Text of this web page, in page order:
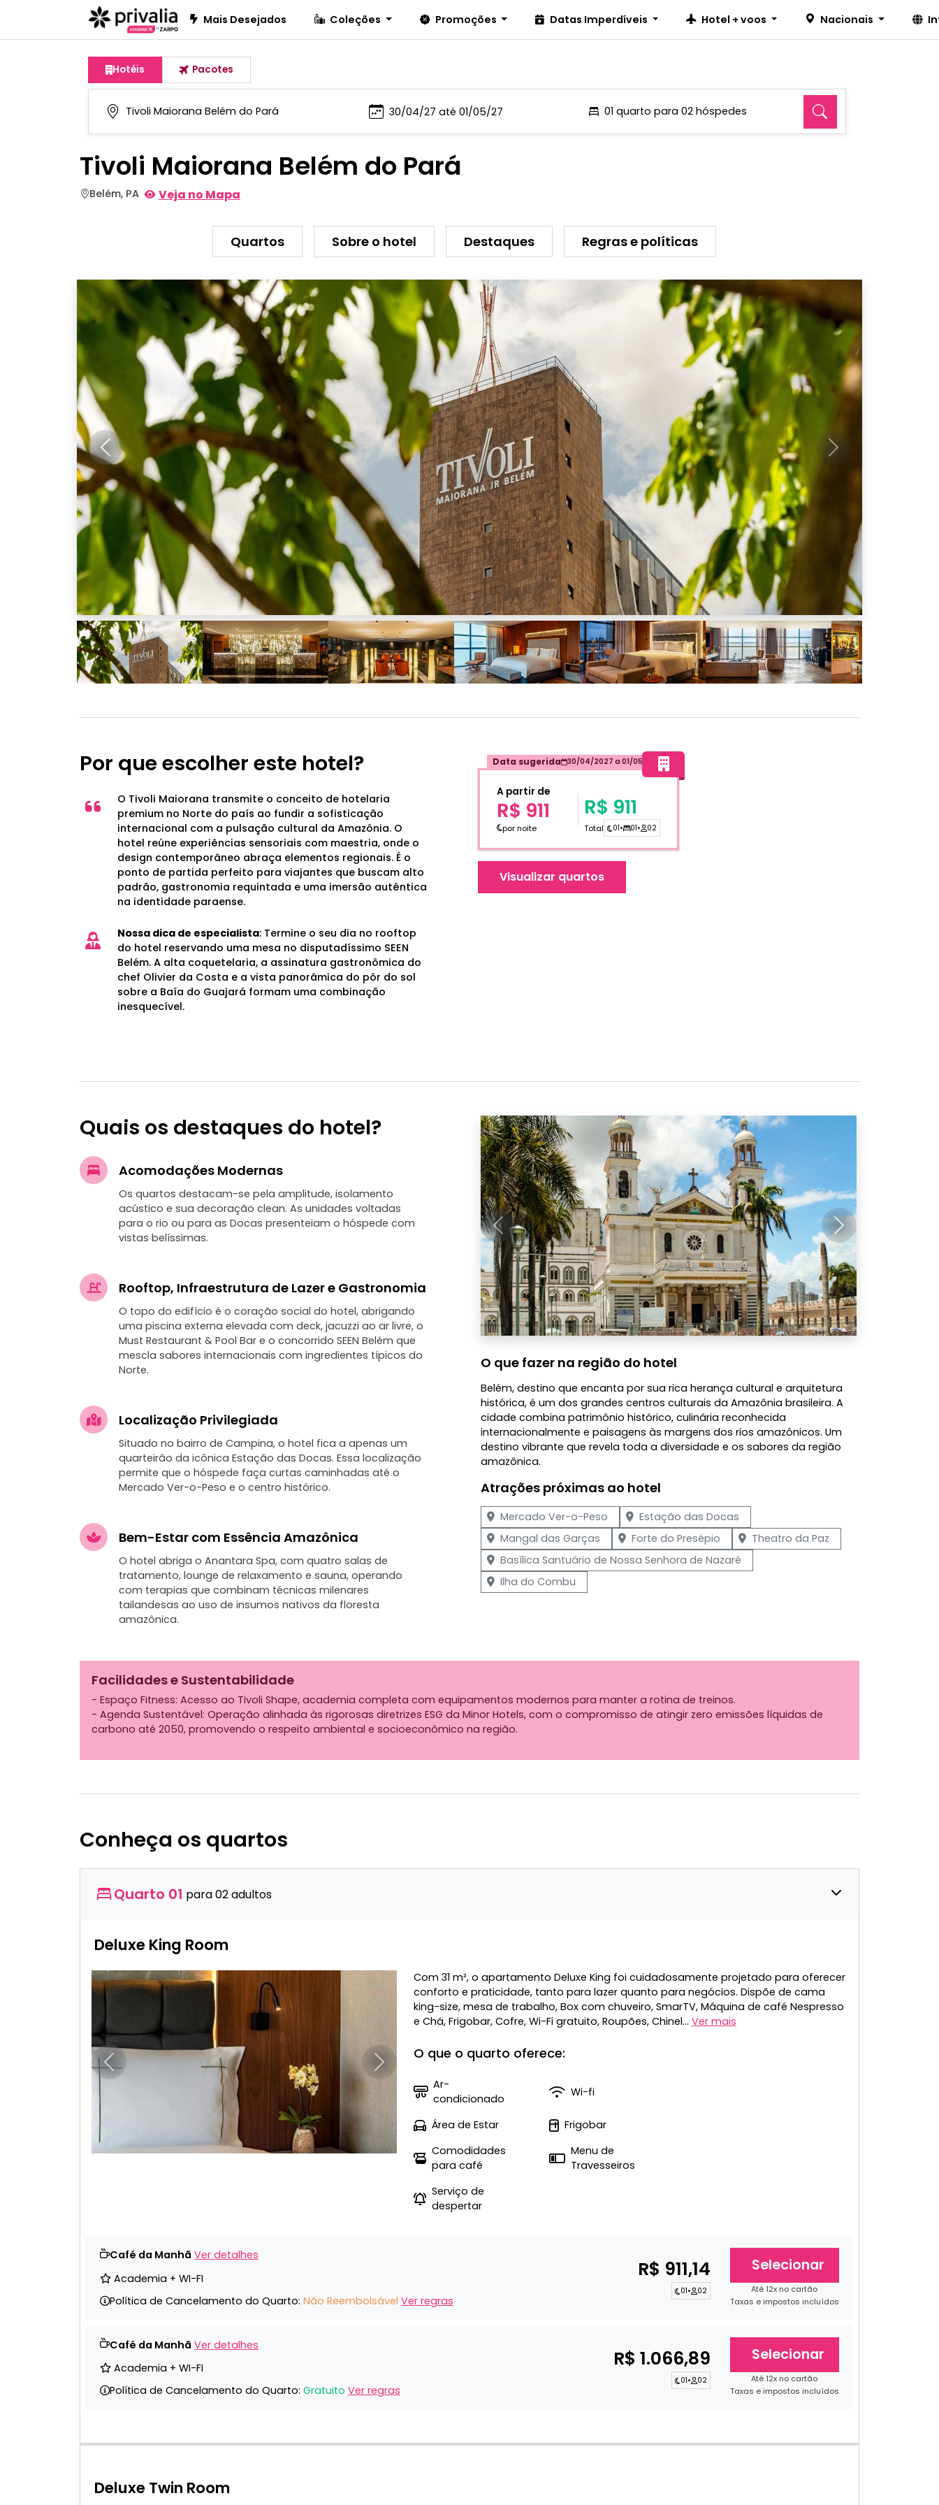
Mais Desejados Coleções Promoções Datas Imperdíveis Hotel + voos Nacionais
Hotéis Pacotes
01 quarto para 02 hóspedes
Tivoli Maiorana Belém do Pará
Belém, PA Veja no Mapa
Quartos Sobre o hotel Destaques Regras e políticas
Anterior Próximo
Por que escolher este hotel?
O Tivoli Maiorana transmite o conceito de hotelaria
premium no Norte do país ao fundir a sofisticação
internacional com a pulsação cultural da Amazônia. O
hotel reúne experiências sensoriais com maestria, onde o
design contemporâneo abraça elementos regionais. É o
ponto de partida perfeito para viajantes que buscam alto
padrão, gastronomia requintada e uma imersão autêntica
na identidade paraense.
Nossa dica de especialista: Termine o seu dia no rooftop
do hotel reservando uma mesa no disputadíssimo SEEN
Belém. A alta coquetelaria, a assinatura gastronômica do
chef Olivier da Costa e a vista panorâmica do pôr do sol
sobre a Baía do Guajará formam uma combinação
inesquecível.
Data sugerida 30/04/2027 a 01/05/2027
A partir de
R$ 911
por noite
R$ 911
Total 01• 01• 02
Visualizar quartos
Quais os destaques do hotel?
Acomodações Modernas
Os quartos destacam-se pela amplitude, isolamento
acústico e sua decoração clean. As unidades voltadas
para o rio ou para as Docas presenteiam o hóspede com
vistas belíssimas.
Rooftop, Infraestrutura de Lazer e Gastronomia
O topo do edifício é o coração social do hotel, abrigando
uma piscina externa elevada com deck, jacuzzi ao ar livre, o
Must Restaurant & Pool Bar e o concorrido SEEN Belém que
mescla sabores internacionais com ingredientes típicos do
Norte.
Localização Privilegiada
Situado no bairro de Campina, o hotel fica a apenas um
quarteirão da icônica Estação das Docas. Essa localização
permite que o hóspede faça curtas caminhadas até o
Mercado Ver-o-Peso e o centro histórico.
Bem-Estar com Essência Amazônica
O hotel abriga o Anantara Spa, com quatro salas de
tratamento, lounge de relaxamento e sauna, operando
com terapias que combinam técnicas milenares
tailandesas ao uso de insumos nativos da floresta
amazônica.
O que fazer na região do hotel
Anterior Próximo
Belém, destino que encanta por sua rica herança cultural e arquitetura
histórica, é um dos grandes centros culturais da Amazônia brasileira. A
cidade combina patrimônio histórico, culinária reconhecida
internacionalmente e paisagens às margens dos rios amazônicos. Um
destino vibrante que revela toda a diversidade e os sabores da região
amazônica.
Atrações próximas ao hotel
Mercado Ver-o-Peso
Estação das Docas
Mangal das Garças
Forte do Presépio
Theatro da Paz
Basílica Santuário de Nossa Senhora de Nazaré
Ilha do Combu
Facilidades e Sustentabilidade
- Espaço Fitness: Acesso ao Tivoli Shape, academia completa com equipamentos modernos para manter a rotina de treinos.
- Agenda Sustentável: Operação alinhada às rigorosas diretrizes ESG da Minor Hotels, com o compromisso de atingir zero emissões líquidas de
carbono até 2050, promovendo o respeito ambiental e socioeconômico na região.
Conheça os quartos
Quarto 01 para 02 adultos
Deluxe King Room
Anterior Próximo
Com 31 m², o apartamento Deluxe King foi cuidadosamente projetado para oferecer
conforto e praticidade, tanto para lazer quanto para negócios. Dispõe de cama
king-size, mesa de trabalho, Box com chuveiro, SmarTV, Máquina de café Nespresso
e Chá, Frigobar, Cofre, Wi-Fi gratuito, Roupões, Chinel... Ver mais
O que o quarto oferece:
Ar-
condicionado
Wi-fi
Área de Estar
Frigobar
Comodidades
para café
Menu de
Travesseiros
Serviço de
despertar
Café da Manhã Ver detalhes
Academia + WI-FI
Política de Cancelamento do Quarto: Não Reembolsável Ver regras
R$ 911,14
01• 02
Selecionar
Até 12x no cartão
Taxas e impostos incluídos
Café da Manhã Ver detalhes
Academia + WI-FI
Política de Cancelamento do Quarto: Gratuito Ver regras
R$ 1.066,89
01• 02
Selecionar
Até 12x no cartão
Taxas e impostos incluídos
Deluxe Twin Room